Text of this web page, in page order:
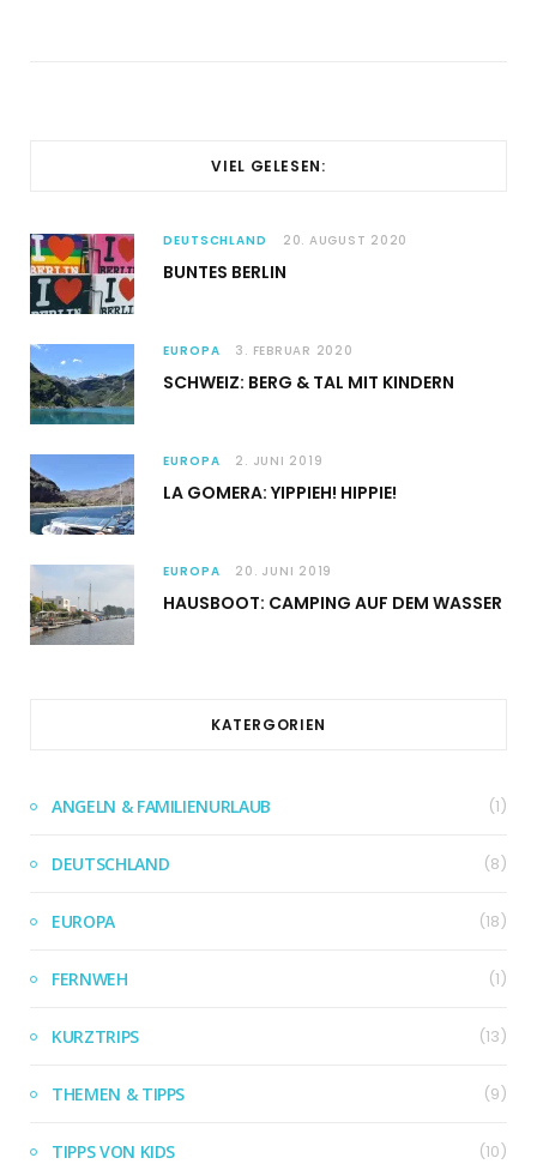
VIEL GELESEN:
DEUTSCHLAND 20. AUGUST 2020
BUNTES BERLIN
EUROPA 3. FEBRUAR 2020
SCHWEIZ: BERG & TAL MIT KINDERN
EUROPA 2. JUNI 2019
LA GOMERA: YIPPIEH! HIPPIE!
EUROPA 20. JUNI 2019
HAUSBOOT: CAMPING AUF DEM WASSER
KATERGORIEN
ANGELN & FAMILIENURLAUB (1)
DEUTSCHLAND (8)
EUROPA (18)
FERNWEH (1)
KURZTRIPS (13)
THEMEN & TIPPS (9)
TIPPS VON KIDS (10)